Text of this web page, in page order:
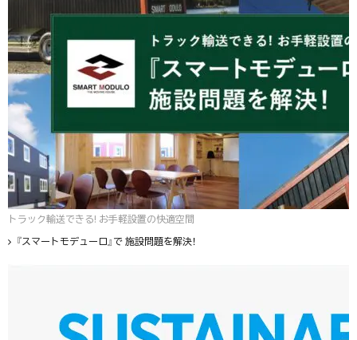
トラック輸送できる! お手軽設置の快適空間
『スマートモデューロ』で 施設問題を解決！